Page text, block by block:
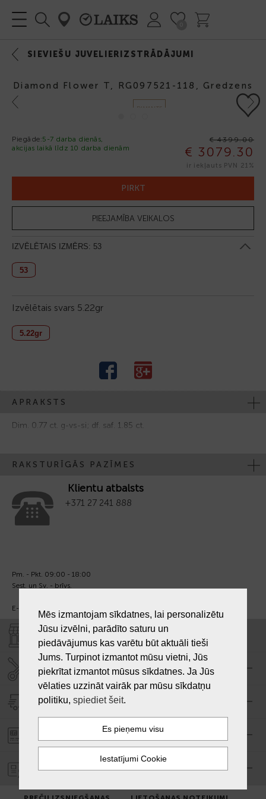
SIEVIEŠU JUVELIERIZSTRĀDĀJUMI
Diamond Flower T, RG097521-118, Gredzens
Previous
DIMANTS
Next
Piegāde:5-7 darba dienās,
akcijas laikā līdz 10 darba dienām
€ 4399.00
€ 3079.30
ir iekļauts PVN 21%
PIRKT
PIEEJAMĪBA VEIKALOS
IZVĒLĒTAIS IZMĒRS: 53
53
Izvēlētais svars 5.22gr
5.22gr
APRAKSTS
Dim. 0.77 ct. g-vs-si; df. saf. 1.85 ct.
RAKSTURĪGĀS PAZĪMES
Klientu atbalsts
+371 27 241 888
Pm. - Pkt. 09:00 - 18:00
Sest. un Sv. - brīvs.
E-pasts:
VEIKALI "LAIKS"
SERVISA CENTRS "LAIKS"
PIEGĀDE
PASŪTĪJUMA APMAKSA
GARANTIJA
Mēs izmantojam sīkdatnes, lai personalizētu
Jūsu izvēlni, parādīto saturu un
piedāvājumus kas varētu būt aktuāli tieši
Jums. Turpinot izmantot mūsu vietni, Jūs
piekrītat izmantot mūsus sīkdatnes. Ja Jūs
vēlaties uzzināt vairāk par mūsu sīkdatņu
politiku, spiediet šeit.